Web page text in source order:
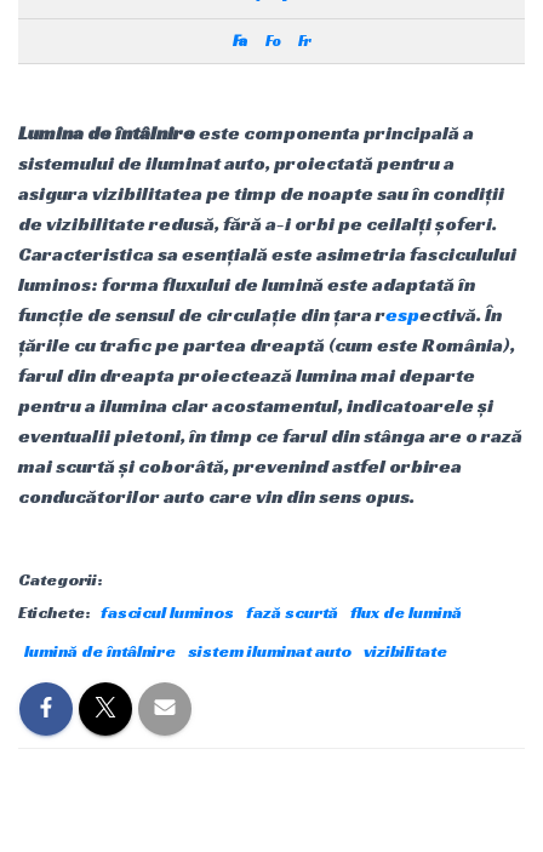
Fa Fo Fr
Lumina de întâlnireeste componenta principală a
sistemului de iluminat auto, proiectată pentru a
asigura vizibilitatea pe timp de noapte sau în condiții
de vizibilitate redusă, fără a-i orbi pe ceilalți șoferi.
Caracteristica sa esențială este asimetria fasciculului
luminos: forma fluxului de lumină este adaptată în
funcție de sensul de circulație din țara respectivă. În
țările cu trafic pe partea dreaptă (cum este România),
farul din dreapta proiectează lumina mai departe
pentru a ilumina clar acostamentul, indicatoarele și
eventualii pietoni, în timp ce farul din stânga are o rază
mai scurtă și coborâtă, prevenind astfel orbirea
conducătorilor auto care vin din sens opus.
Categorii:
Etichete: fascicul luminos fază scurtă flux de lumină
lumină de întâlnire sistem iluminat auto vizibilitate